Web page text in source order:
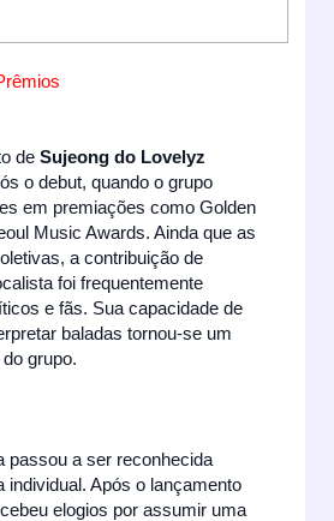
deSujeong do Lovelyz
o debut, quando o grupo
em premiações como Golden
Music Awards. Ainda que as
a contribuição de
foi frequentemente
e fãs. Sua capacidade de
baladas tornou-se um
grupo.
passou a ser reconhecida
individual. Após o lançamento
elogios por assumir uma